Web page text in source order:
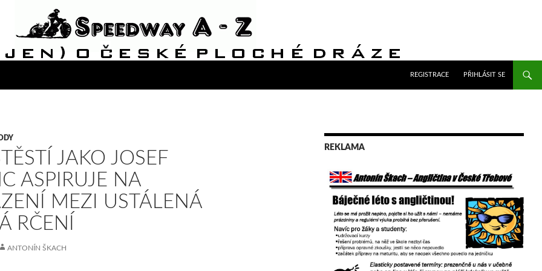
REGISTRACE
PŘIHLÁSIT SE
JAKO JOSEF
ASPIRUJE NA
MEZI USTÁLENÁ
RČENÍ
ANTONÍN ŠKACH
REKLAMA